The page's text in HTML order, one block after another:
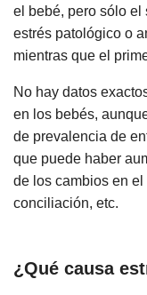
el bebé, pero sólo el
estrés patológico o
mientras que el
No hay datos
en los bebés,
de prevalencia de
que puede haber
de los cambios en
conciliación, etc.
¿Qué causa